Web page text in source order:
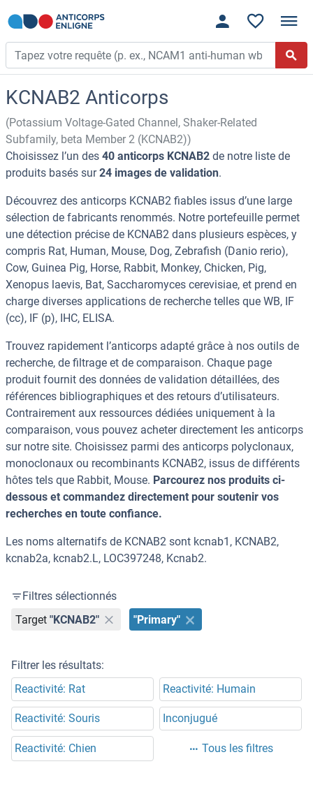
KCNAB2 Anticorps
(Potassium Voltage-Gated Channel, Shaker-Related
Subfamily, beta Member 2 (KCNAB2))
Choisissez l’un des 40 anticorps KCNAB2 de notre liste de
produits basés sur24 images de validation.
Découvrez des anticorps KCNAB2 fiables issus d’une large
sélection de fabricants renommés. Notre portefeuille permet
une détection précise de KCNAB2 dans plusieurs espèces, y
compris Rat, Human, Mouse, Dog, Zebrafish (Danio rerio),
Cow, Guinea Pig, Horse, Rabbit, Monkey, Chicken, Pig,
Xenopus laevis, Bat, Saccharomyces cerevisiae, et prend en
charge diverses applications de recherche telles que WB, IF
(cc), IF (p), IHC, ELISA.
Trouvez rapidement l’anticorps adapté grâce à nos outils de
recherche, de filtrage et de comparaison. Chaque page
produit fournit des données de validation détaillées, des
références bibliographiques et des retours d’utilisateurs.
Contrairement aux ressources dédiées uniquement à la
comparaison, vous pouvez acheter directement les anticorps
sur notre site. Choisissez parmi des anticorps polyclonaux,
monoclonaux ou recombinants KCNAB2, issus de différents
hôtes tels que Rabbit, Mouse. Parcourez nos produits ci-
dessous et commandez directement pour soutenir vos
recherches en toute confiance.
Les noms alternatifs de KCNAB2 sont kcnab1, KCNAB2,
kcnab2a, kcnab2.L, LOC397248, Kcnab2.
Filtres sélectionnés
Target "KCNAB2" "Primary"
Filtrer les résultats:
Reactivité: Rat
Reactivité: Humain
Reactivité: Souris Inconjugué
Reactivité: Chien Tous les filtres